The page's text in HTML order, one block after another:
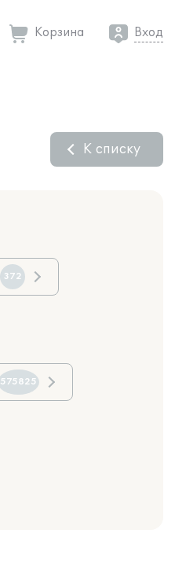
Корзина Вход
К списку
372
575825